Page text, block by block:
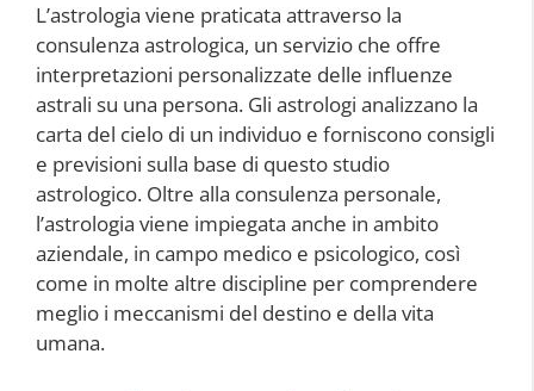
L’astrologia viene praticata attraverso la
consulenza astrologica, un servizio che offre
interpretazioni personalizzate delle influenze
astrali su una persona. Gli astrologi analizzano la
carta del cielo di un individuo e forniscono consigli
e previsioni sulla base di questo studio
astrologico. Oltre alla consulenza personale,
l’astrologia viene impiegata anche in ambito
aziendale, in campo medico e psicologico, così
come in molte altre discipline per comprendere
meglio i meccanismi del destino e della vita
umana.